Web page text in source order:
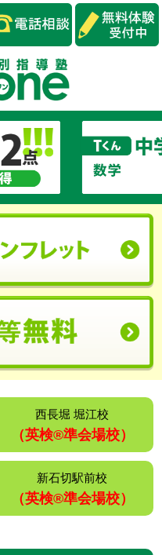
西長堀 堀江校
（英検®️準会場校）
新石切駅前校
（英検®️準会場校）